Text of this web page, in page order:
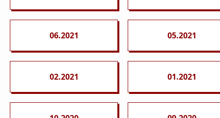
06.2021 05.2021
02.2021 01.2021